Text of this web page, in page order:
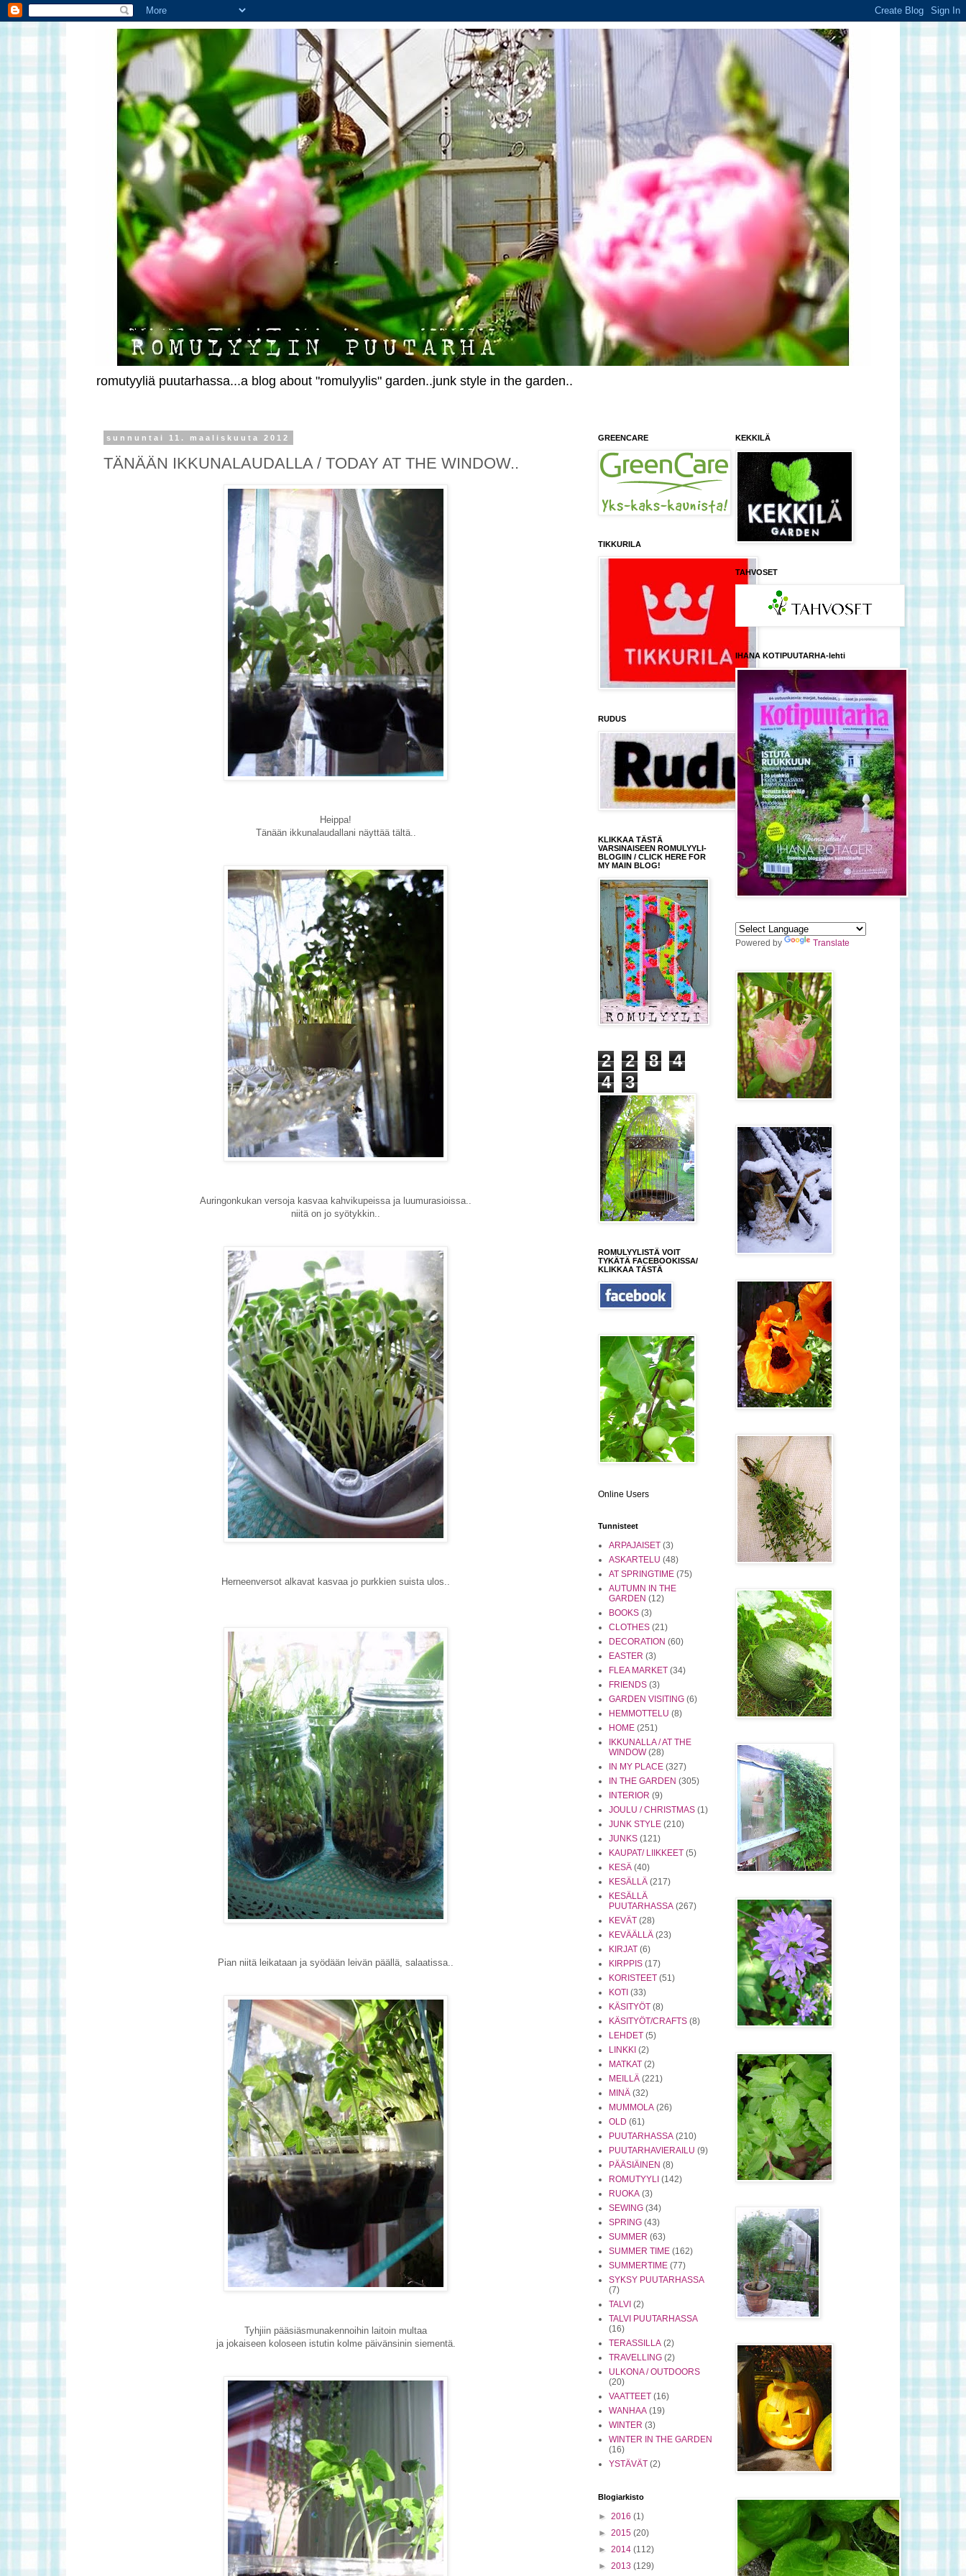
romutyyliä puutarhassa...a blog about "romulyylis" garden..junk style in the garden..
sunnuntai 11. maaliskuuta 2012
TÄNÄÄN IKKUNALAUDALLA / TODAY AT THE WINDOW..
Heippa!
Tänään ikkunalaudallani näyttää tältä..
Auringonkukan versoja kasvaa kahvikupeissa ja luumurasioissa..
niitä on jo syötykkin..
Herneenversot alkavat kasvaa jo purkkien suista ulos..
Pian niitä leikataan ja syödään leivän päällä, salaatissa..
Tyhjiin pääsiäsmunakennoihin laitoin multaa
ja jokaiseen koloseen istutin kolme päivänsinin siementä.
GREENCARE
TIKKURILA
RUDUS
KLIKKAA TÄSTÄ
VARSINAISEEN ROMULYYLI-
BLOGIIN / CLICK HERE FOR
MY MAIN BLOG!
2 2 8
4
4
3
ROMULYYLISTÄ VOIT
TYKÄTÄ FACEBOOKISSA/
KLIKKAA TÄSTÄ
Online Users
Tunnisteet
ARPAJAISET (3)
ASKARTELU (48)
AT SPRINGTIME (75)
AUTUMN IN THE
GARDEN (12)
BOOKS (3)
CLOTHES (21)
DECORATION (60)
EASTER (3)
FLEA MARKET (34)
FRIENDS (3)
GARDEN VISITING (6)
HEMMOTTELU (8)
HOME (251)
IKKUNALLA / AT THE
WINDOW (28)
IN MY PLACE (327)
IN THE GARDEN (305)
INTERIOR (9)
JOULU / CHRISTMAS (1)
JUNK STYLE (210)
JUNKS (121)
KAUPAT/ LIIKKEET (5)
KESÄ (40)
KESÄLLÄ (217)
KESÄLLÄ
PUUTARHASSA (267)
KEVÄT (28)
KEVÄÄLLÄ (23)
KIRJAT (6)
KIRPPIS (17)
KORISTEET (51)
KOTI (33)
KÄSITYÖT (8)
KÄSITYÖT/CRAFTS (8)
LEHDET (5)
LINKKI (2)
MATKAT (2)
MEILLÄ (221)
MINÄ (32)
MUMMOLA (26)
OLD (61)
PUUTARHASSA (210)
PUUTARHAVIERAILU (9)
PÄÄSIÄINEN (8)
ROMUTYYLI (142)
RUOKA (3)
SEWING (34)
SPRING (43)
SUMMER (63)
SUMMER TIME (162)
SUMMERTIME (77)
SYKSY PUUTARHASSA
(7)
TALVI (2)
TALVI PUUTARHASSA
(16)
TERASSILLA (2)
TRAVELLING (2)
ULKONA / OUTDOORS
(20)
VAATTEET (16)
WANHAA (19)
WINTER (3)
WINTER IN THE GARDEN
(16)
YSTÄVÄT (2)
Blogiarkisto
► 2016 (1)
► 2015 (20)
► 2014 (112)
► 2013 (129)
KEKKILÄ
TAHVOSET
IHANA KOTIPUUTARHA-lehti
Powered by Translate